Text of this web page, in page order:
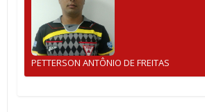
PETTERSON ANTÔNIO DE FREITAS